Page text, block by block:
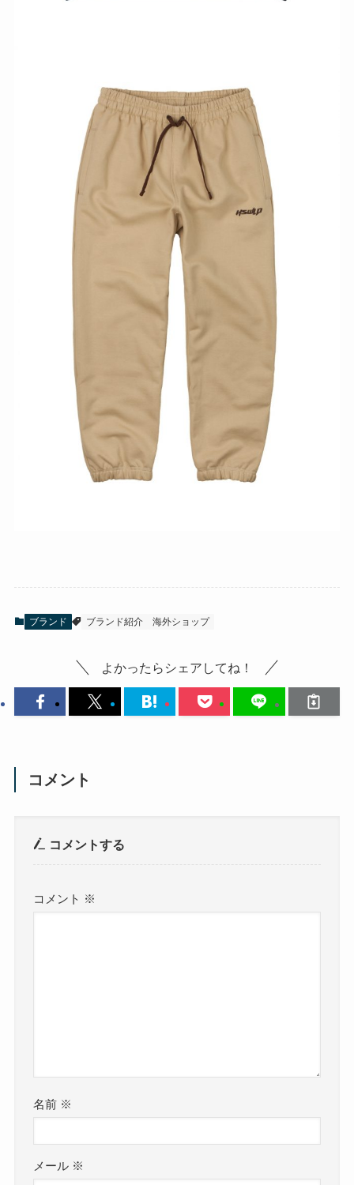
ブランド ブランド紹介 海外ショップ
よかったらシェアしてね！
コメント
コメントする
コメント ※
名前 ※
メール ※